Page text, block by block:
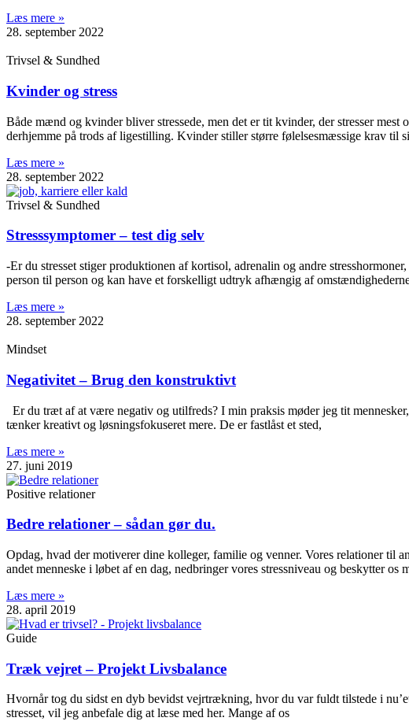
Læs mere »
28. september 2022
Trivsel & Sundhed
Kvinder og stress
Både mænd og kvinder bliver stressede, men det er tit kvinder, der stresser
derhjemme på trods af ligestilling. Kvinder stiller større følelsesmæssige krav til
Læs mere »
28. september 2022
Trivsel & Sundhed
Stresssymptomer – test dig selv
-Er du stresset stiger produktionen af kortisol, adrenalin og andre
person til person og kan have et forskelligt udtryk afhængig af
Læs mere »
28. september 2022
Mindset
Negativitet – Brug den konstruktivt
Er du træt af at være negativ og utilfreds? I min praksis møder jeg tit
tænker kreativt og løsningsfokuseret mere. De er fastlåst et sted,
Læs mere »
27. juni 2019
Positive relationer
Bedre relationer – sådan gør du.
Opdag, hvad der motiverer dine kolleger, familie og venner. Vores relationer til
andet menneske i løbet af en dag, nedbringer vores stressniveau og beskytter os
Læs mere »
28. april 2019
Guide
Træk vejret – Projekt Livsbalance
Hvornår tog du sidst en dyb bevidst vejrtrækning, hvor du var fuldt tilstede i
stresset, vil jeg anbefale dig at læse med her. Mange af os